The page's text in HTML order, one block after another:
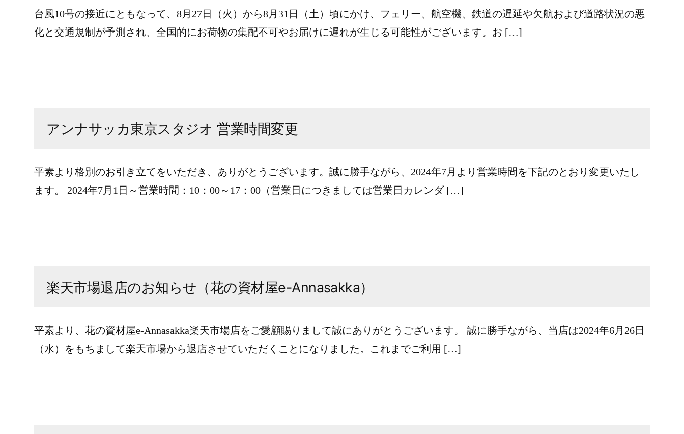
台風10号の接近にともなって、8月27日（火）から8月31日（土）頃にかけ、フェリー、航空機、鉄道の遅延や欠航および道路状況の悪
化と交通規制が予測され、全国的にお荷物の集配不可やお届けに遅れが生じる可能性がございます。お […]
アンナサッカ東京スタジオ 営業時間変更
平素より格別のお引き立てをいただき、ありがとうございます。誠に勝手ながら、2024年7月より営業時間を下記のとおり変更いたし
ます。 2024年7月1日～営業時間：10：00～17：00（営業日につきましては営業日カレンダ […]
楽天市場退店のお知らせ（花の資材屋e-Annasakka）
平素より、花の資材屋e-Annasakka楽天市場店をご愛顧賜りまして誠にありがとうございます。 誠に勝手ながら、当店は2024年6月26日
（水）をもちまして楽天市場から退店させていただくことになりました。これまでご利用 […]